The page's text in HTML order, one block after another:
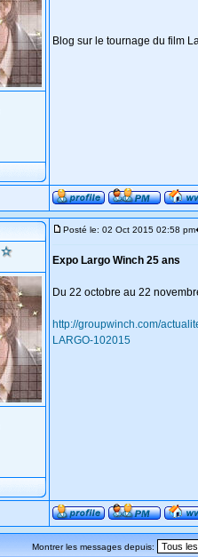
Blog sur le tournage du film
Posté le: 02 Oct 2015 02:58 pm
Expo Largo Winch 25 ans
Du 22 octobre au 22
http://groupwinch.com/
LARGO-102015
Montrer les messages depuis: